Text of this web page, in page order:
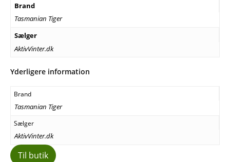
Brand
Tasmanian Tiger
Sælger
AktivVinter.dk
Yderligere information
Brand
Tasmanian Tiger
Sælger
AktivVinter.dk
Til butik